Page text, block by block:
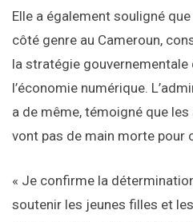
Elle a également souligné
côté genre au Cameroun,
la stratégie
l’économie numérique.
a de même, témoigné que
vont pas de main morte pour
« Je confirme la
soutenir les jeunes filles et